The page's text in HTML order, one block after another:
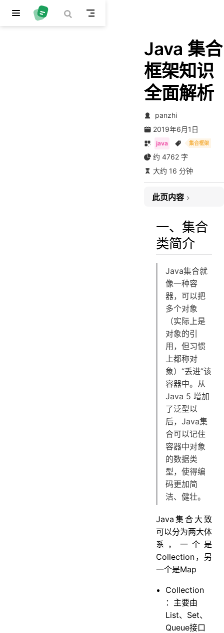
跳至主要內容
Java 集合
框架知识
全面解析
panzhi
2019年6月1日
java 集合框架
约 4762 字
大约 16 分钟
此页内容
二、有序列表（List）
2.1、ArrayList
2.2、LinkedList
2.3、Vector
2.4、Stack
三、集(Set)
3.1、HashSet
3.2、LinkedHashSet
3.3、TreeSet
四、队列(Queue)
4.1、ArrayDeque
4.2、LinkedList
4.3、PriorityQueue
五、映射表(Map)
5.1、HashMap
5.3、TreeMap
5.5、WeakHashMap
5.6、Hashtable
5.7、Properties
六、比较器
6.1、Comparable
6.2、Comparator
七、常用工具类
7.1、Collections类
八、迭代器
九、总结
十、参考
一、集合
类简介
Java集合就
像一种容
器，可以把
多个对象
（实际上是
对象的引
用，但习惯
上都称对
象）“丢进”该
容器中。从
Java 5 增加
了泛型以
后，Java集
合可以记住
容器中对象
的数据类
型，使得编
码更加简
洁、健壮。
Java集合大致
可以分为两大体
系，一个是
Collection，另
一个是Map
Collection
：主要由
List、Set、
Queue接口